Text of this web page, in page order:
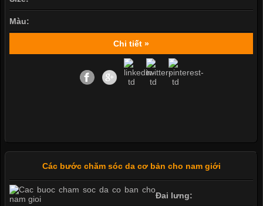
Màu:
Chi tiết »
Các bước chăm sóc da cơ bản cho nam giới
Đai lưng: